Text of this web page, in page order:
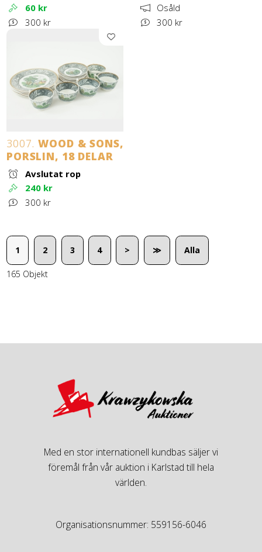
60 kr
300 kr
Osåld
300 kr
3007. WOOD & SONS,
PORSLIN, 18 DELAR
Avslutat rop
240 kr
300 kr
1 2 3 4 > ≫ Alla
165 Objekt
Med en stor internationell kundbas säljer vi
föremål från vår auktion i Karlstad till hela
världen.
Organisationsnummer: 559156-6046